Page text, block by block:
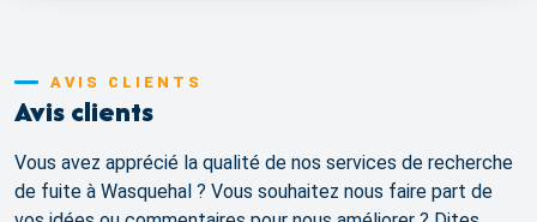
AVIS CLIENTS
Avis clients
Vous avez apprécié la qualité de nos services de recherche
de fuite à Wasquehal ? Vous souhaitez nous faire part de